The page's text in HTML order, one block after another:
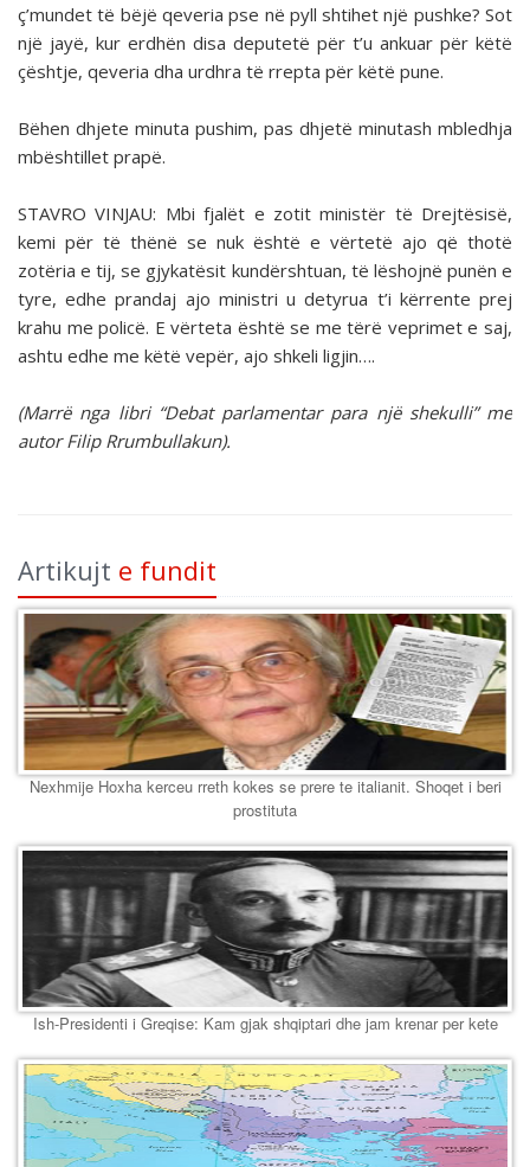
ç’mundet të bëjë qeveria pse në pyll shtihet një pushke? Sot
një jayë, kur erdhën disa deputetë për t’u ankuar për këtë
çështje, qeveria dha urdhra të rrepta për këtë pune.
Bëhen dhjete minuta pushim, pas dhjetë minutash mbledhja
mbështillet prapë.
STAVRO VINJAU: Mbi fjalët e zotit ministër të Dre­jtësisë,
kemi për të thënë se nuk është e vërtetë ajo që thotë
zotëria e tij, se gjykatësit kundërshtuan, të lëshojnë punën e
tyre, edhe prandaj ajo ministri u detyrua t’i kërrente prej
krahu me policë. E vërteta është se me tërë veprimet e saj,
ashtu edhe me këtë vepër, ajo shkeli ligjin….
(Marrë nga libri “Debat parlamentar para një shekulli” me
autor Filip Rrumbullakun).
Artikujt e fundit
Nexhmije Hoxha kerceu rreth kokes se prere te italianit. Shoqet i beri
prostituta
Ish-Presidenti i Greqise: Kam gjak shqiptari dhe jam krenar per kete